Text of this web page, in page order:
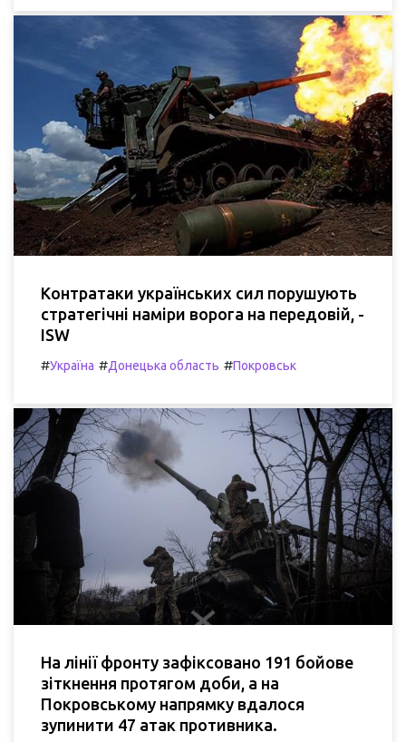
Контратаки українських сил порушують
стратегічні наміри ворога на передовій, -
ISW
#Україна #Донецька область #Покровськ
На лінії фронту зафіксовано 191 бойове
зіткнення протягом доби, а на
Покровському напрямку вдалося
зупинити 47 атак противника.